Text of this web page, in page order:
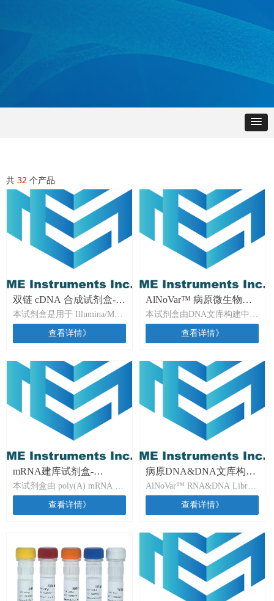
共 32 个产品
双链 cDNA 合成试剂盒-
AlNoVar™ Double Strand
cDNA Synthesis Kit
本试剂盒是用于 Illumina/MGI/
铭毅智造等多款测序平台的
RNA 测序文库的 cDNA 合成
录试剂和双链 cDNA 合成试
查看详情》
AlNoVar™ 病原微生物
DNA建库试剂盒
本试剂盒由DNA文库构建中酶
切片段化DNA和DNA末端修
复及加A尾模块、接头连接和
模块组成，搭配不同测序平台
接头以及测序引物试剂盒，可
将提取基因组DNA、FFPE等
样本制备成适配多款NGS测序
平台使用的DNA文库。
查看详情》
mRNA建库试剂盒-
AlNoVar™ mRNA Library
本试剂盒由 poly(A) mRNA 捕
获、逆转录、双链 cDNA 合
成、片段化、末端修复，接头
测序平台接头以及测序引物试
剂盒，可将提取的
RNA&DNA 样本制备成适配
多款 NGS 测序平台使用的
DNA 文库。
查看详情》
病原DNA&DNA文库构建
试剂盒-AlNoVar™
RNA&DNA Library Prep
AlNoVar™ RNA&DNA Library
Prep Kit 是适用于多款NGS测
序平台的DNA&RNA文库构建
cDNA 合成、酶切片段化、末
端修复加A、接头连接和高保
真PCR富集所需的预混酶模块
组成，搭配不同测序平台接头
以及测序引物试剂盒，可将共
提取的RNA＆DNA样本制备成
查看详情》